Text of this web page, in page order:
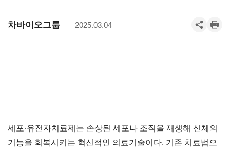
차바이오그룹 2025.03.04
세포·유전자치료제는 손상된 세포나 조직을 재생해 신체의
기능을 회복시키는 혁신적인 의료기술이다. 기존 치료법으